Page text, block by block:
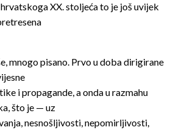
XX. stoljeća to je još uvijek
mnogo pisano. Prvo u doba dirigirane
i propagande, a onda u razmahu
što je — uz
nesnošljivosti, nepomirljivosti,